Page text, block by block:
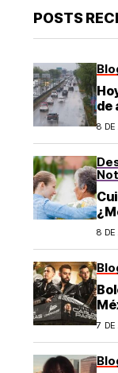
POSTS
de
los
8 DE
de
8 DE
7 DE